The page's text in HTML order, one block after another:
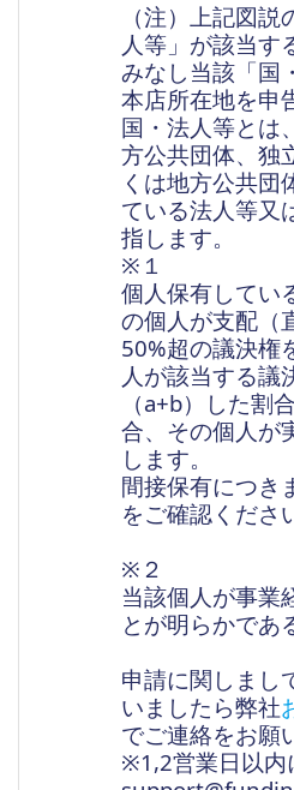
（注）上記図
人等」が該当す
みなし当該「国
本店所在地を申
国・法人等とは
方公共団体、独
くは地方公共団
ている法人等又
指します。
※１
個人保有してい
の個人が支配（
50%超の議決権
人が該当する議
（a+b）した割
合、その個人が
します。
間接保有につき
をご確認くださ
※２
当該個人が事業
とが明らかであ
申請に関しまし
いましたら弊社
でご連絡をお願
※1,2営業日以内